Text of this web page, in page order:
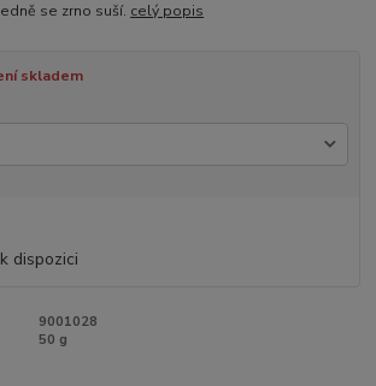
se zrno suší. celý popis
skladem
dispozici
9001028
50 g